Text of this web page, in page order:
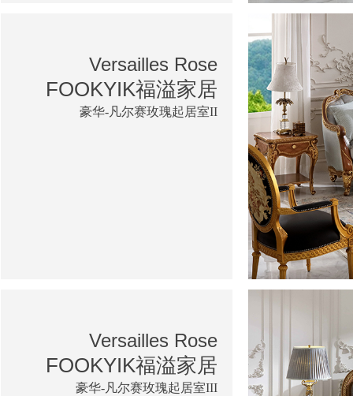
Versailles Rose
FOOKYIK福溢家居
豪华-凡尔赛玫瑰起居室II
Versailles Rose
FOOKYIK福溢家居
豪华-凡尔赛玫瑰起居室III